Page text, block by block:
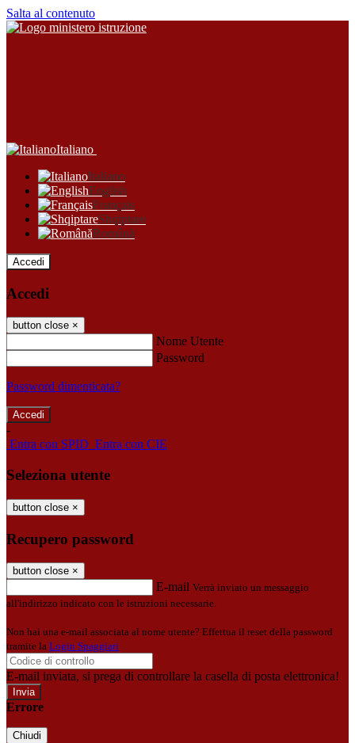
Salta al contenuto
Italiano
Italiano
English
Français
Shqiptare
Română
Accedi
Accedi
button close ×
Nome Utente
Password
Password dimenticata?
-
Entra con SPID Entra con CIE
Seleziona utente
button close ×
Recupero password
button close ×
E-mail Verrà inviato un messaggio
all'indirizzo indicato con le istruzioni necessarie.
Non hai una e-mail associata al nome utente? Effettua il reset della password
tramite la Login Spaggiari
E-mail inviata, si prega di controllare la casella di posta elettronica!
Errore
Chiudi